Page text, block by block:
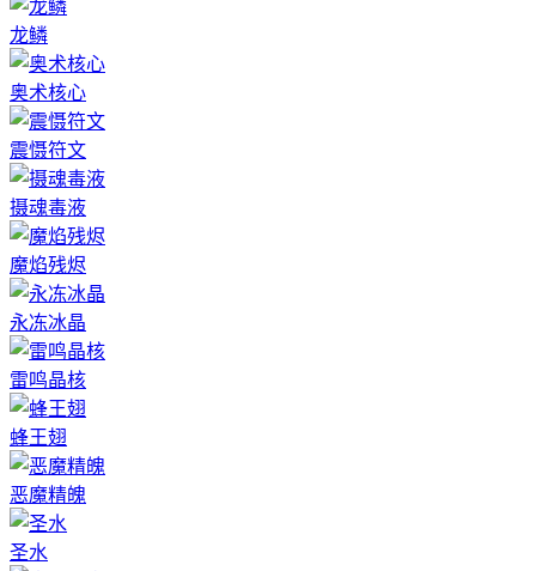
龙鳞
奥术核心
震慑符文
摄魂毒液
魔焰残烬
永冻冰晶
雷鸣晶核
蜂王翅
恶魔精魄
圣水